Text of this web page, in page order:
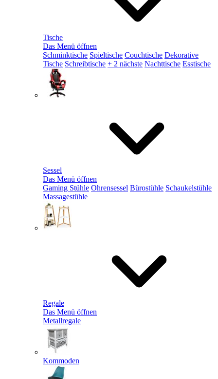
Tische
Das Menü öffnen
Schminktische Spieltische Couchtische Dekorative
Tische Schreibtische + 2 nächste Nachttische Esstische
Sessel
Das Menü öffnen
Gaming Stühle Ohrensessel Bürostühle Schaukelstühle
Massagestühle
Regale
Das Menü öffnen
Metallregale
Kommoden